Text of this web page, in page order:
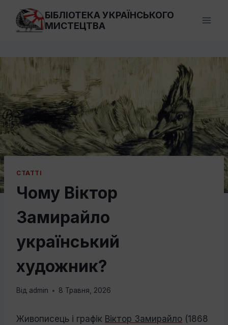
Перейти
вмісту
БІБЛІОТЕКА УКРАЇНСЬКОГО
МИСТЕЦТВА
СТАТТI
Чому Віктор
Замирайло
український
художник?
Від admin 8 Травня, 2026
Живописець і графік Віктор Замирайло (1868